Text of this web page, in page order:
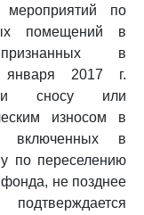
мероприятий по
помещений в
в
2017 г.
сносу или
износом в
включенных в
по переселению
не позднее